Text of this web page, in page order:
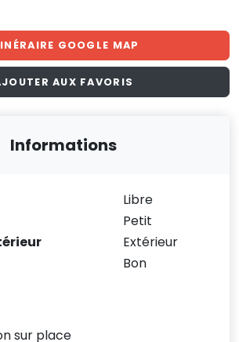
GOOGLE MAP
AUX FAVORIS
Informations
Libre
Petit
Extérieur
Bon
sur place